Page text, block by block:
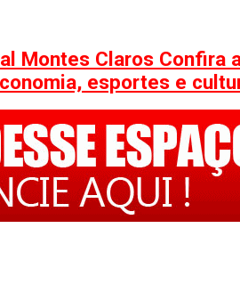
Montes Claros Confira
esportes e